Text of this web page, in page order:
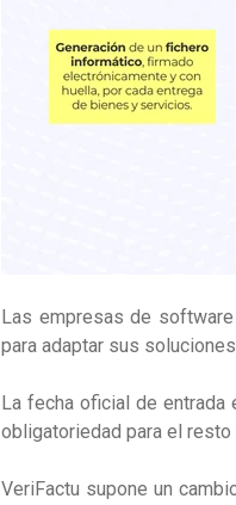
Las empresas de
para adaptar sus
La fecha oficial de entrada
obligatoriedad para el
VeriFactu supone un